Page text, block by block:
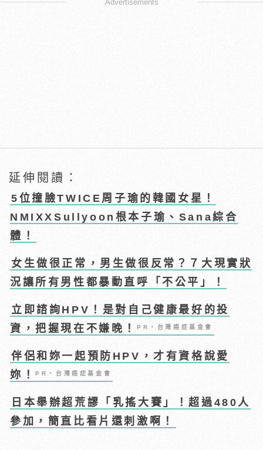
Advertisements
延伸閱讀：
5位撞臉TWICE周子瑜的韓國女星！
NMIXXSullyoon根本子瑜、Sana綜合
體！
女生做很正常，男生做很反常？７大現實狀
況讓所有男性都暴動直呼「不公平」！
立即諮詢HPV！是對自己健康最好的投
資，把握現在不嫌晚！PR・台灣癌症基金會
伴侶和妳一起預防HPV，才有資格說愛
妳！PR・台灣癌症基金會
日本舉辦超荒謬「乳搖大賽」！超過480人
參加，簡直比看片還刺激啊！